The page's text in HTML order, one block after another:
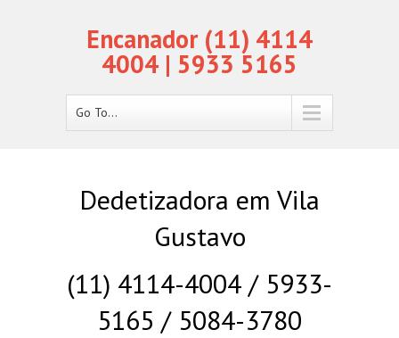
Encanador (11) 4114
4004 | 5933 5165
Go To...
Dedetizadora em Vila
Gustavo
(11) 4114-4004 / 5933-
5165 / 5084-3780